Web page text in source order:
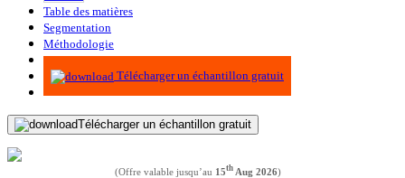
Table des matières
Segmentation
Méthodologie
Infographie
Télécharger un échantillon gratuit
Télécharger un échantillon gratuit
(Offre valable jusqu’au 15th Aug 2026)